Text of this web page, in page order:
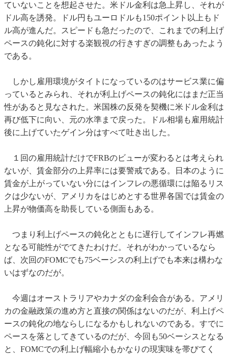
ていないことを想起させた。米ドル金利は急上昇し、それが
ドル高を誘発。ドル円もユーロドルも150ポイント以上もド
ル高が進んだ。スピードも急だったので、これまでの利上げ
ペースの鈍化に対する楽観視の行きすぎの調整もあったよう
である。
しかし雇用環境がタイトになっているのはサービス業に偏
っているとみられ、それが利上げペースの鈍化にはまだ正当
性があると見なされた。米国株の反発を契機に米ドル金利は
再び低下に向い、元の水準まで戻った。ドル相場も雇用統計
後に上げていたゲイン分はすべて吐き出した。
１回の雇用統計だけでFRBのビューが変わるとは考えられ
ないが、賃金部分の上昇率には要警戒である。日本のように
賃金が上がっていない分にはインフレの悪循環には陥るリス
クは少ないが、アメリカをはじめとする世界各国では賃金の
上昇が物価高を助長している側面もある。
つまり利上げペースの鈍化とともに遅行してインフレ再燃
となる可能性がでてきたわけだ。それがわかっているなら
ば、次回のFOMCでも75ベーシスの利上げでも本来は構わな
いはずなのだが。
今週はオーストラリアやカナダの金利会合がある。アメリ
カの金融政策の進め方と直接の関係はないのだが、利上げペ
ースの鈍化の地ならしになるかもしれないのである。すでに
ペースを落としてきているのだが、今回も50ベーシスとなる
と、FOMCでの利上げ幅縮小もかなりの現実味を帯びてく